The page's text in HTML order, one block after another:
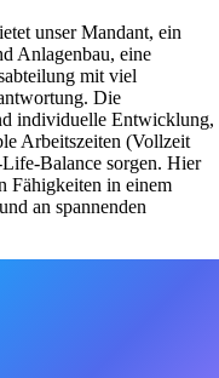
unser Mandant, ein
Anlagenbau, eine
mit viel
Die
individuelle Entwicklung,
Arbeitszeiten (Vollzeit
Balance sorgen. Hier
Fähigkeiten in einem
an spannenden